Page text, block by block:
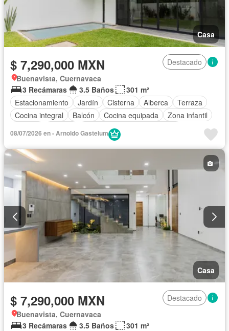
Casa
$ 7,290,000 MXN
Destacado
Buenavista, Cuernavaca
3 Recámaras
3.5 Baños
301 m²
Estacionamiento
Jardín Cisterna Alberca
Terraza
Cocina integral
Balcón Cocina equipada
Zona infantil
Circuito cerrado de televisión
Cuarto de Limpieza
Televisión por cable
Vista panorámica
Recámara con closet
08/07/2026 en - Arnoldo Gastelum
Casa
$ 7,290,000 MXN
Destacado
Buenavista, Cuernavaca
3 Recámaras
3.5 Baños
301 m²